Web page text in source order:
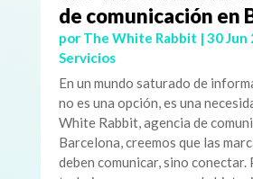
de comunicación en
por The White Rabbit | 30 Jun
Servicios
En un mundo saturado de
no es una opción, es una
White Rabbit, agencia de
Barcelona, creemos que las
deben comunicar, sino conectar.